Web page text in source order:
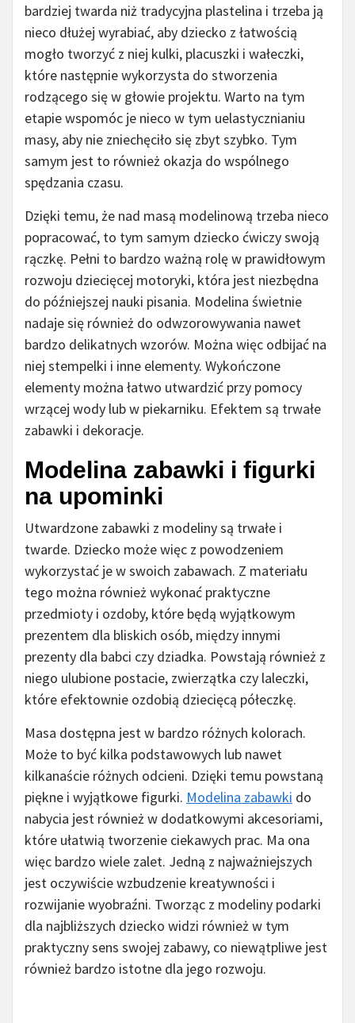
bardziej twarda niż tradycyjna plastelina i trzeba ją
nieco dłużej wyrabiać, aby dziecko z łatwością
mogło tworzyć z niej kulki, placuszki i wałeczki,
które następnie wykorzysta do stworzenia
rodzącego się w głowie projektu. Warto na tym
etapie wspomóc je nieco w tym uelastycznianiu
masy, aby nie zniechęciło się zbyt szybko. Tym
samym jest to również okazja do wspólnego
spędzania czasu.
Dzięki temu, że nad masą modelinową trzeba nieco
popracować, to tym samym dziecko ćwiczy swoją
rączkę. Pełni to bardzo ważną rolę w prawidłowym
rozwoju dziecięcej motoryki, która jest niezbędna
do późniejszej nauki pisania. Modelina świetnie
nadaje się również do odwzorowywania nawet
bardzo delikatnych wzorów. Można więc odbijać na
niej stempelki i inne elementy. Wykończone
elementy można łatwo utwardzić przy pomocy
wrzącej wody lub w piekarniku. Efektem są trwałe
zabawki i dekoracje.
Modelina zabawki i figurki
na upominki
Utwardzone zabawki z modeliny są trwałe i
twarde. Dziecko może więc z powodzeniem
wykorzystać je w swoich zabawach. Z materiału
tego można również wykonać praktyczne
przedmioty i ozdoby, które będą wyjątkowym
prezentem dla bliskich osób, między innymi
prezenty dla babci czy dziadka. Powstają również z
niego ulubione postacie, zwierzątka czy laleczki,
które efektownie ozdobią dziecięcą półeczkę.
Masa dostępna jest w bardzo różnych kolorach.
Może to być kilka podstawowych lub nawet
kilkanaście różnych odcieni. Dzięki temu powstaną
piękne i wyjątkowe figurki. Modelina zabawki do
nabycia jest również w dodatkowymi akcesoriami,
które ułatwią tworzenie ciekawych prac. Ma ona
więc bardzo wiele zalet. Jedną z najważniejszych
jest oczywiście wzbudzenie kreatywności i
rozwijanie wyobraźni. Tworząc z modeliny podarki
dla najbliższych dziecko widzi również w tym
praktyczny sens swojej zabawy, co niewątpliwe jest
również bardzo istotne dla jego rozwoju.